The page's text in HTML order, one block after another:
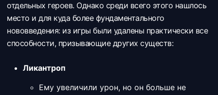
отдельных героев. Однако среди всего этого нашлось
место и для куда более фундаментального
нововведения: из игры были удалены практически все
способности, призывающие других существ:
Ликантроп
Ему увеличили урон, но он больше не